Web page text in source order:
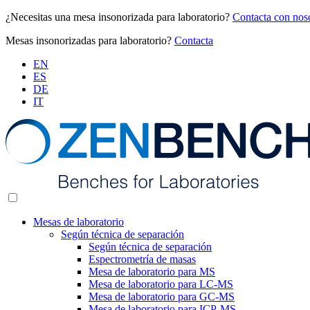
¿Necesitas una mesa insonorizada para laboratorio? Contacta con
Mesas insonorizadas para laboratorio? Contacta
EN
ES
DE
IT
Mesas de laboratorio
Según técnica de separación
Según técnica de separación
Espectrometría de masas
Mesa de laboratorio para MS
Mesa de laboratorio para LC-MS
Mesa de laboratorio para GC-MS